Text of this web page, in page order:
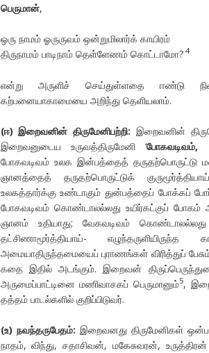
பெருமான்,
ஒரு நாமம் ஓருருவம் ஒன்றுமிலார்க் காயிரம்
திருநாமம் பாடிநாம் தெள்ளேணம் கொட்டாமோ?4
என்று அருளிச் செய்துள்ளதை ஈண்டு
கற்பனையாகாமையை அறிந்து தெளியலாம்.
(ஈ)இறைவனின் திருமேனிபற்றி: இறைவனின்
இறைவனுடைய உருவத்திருமேனி ‘போகவடிவம்,
போகவடிவம் உலக இன்பத்தைத்
ஞானத்தைத் தருதற்பொருட்டுக்
உலகத்தார்க்கு உண்டாகும் துன்பத்தைப்
போகவடிவம் கொண்டாலல்லது உயிர்கட்குப் போகம்
ஞானம் உதியாது; வேகவடிவம்
தட்சிணாமூர்த்தியாய்-
அமையாதிருந்தமையைப் புராணங்கள் விரித்துப்
கதை இதில் அடங்கும். இறைவன்
அருமைப்பாட்டினை மணிவாசகப் பெருமானும்5,
தத்தம் பாடல்களில் குறிப்பிடுவர்.
(உ) நவந்தருபேதம்: இறைவனது திருமேனிகள்
நாதம், விந்து, சதாசிவன், மகேசுவரன்,